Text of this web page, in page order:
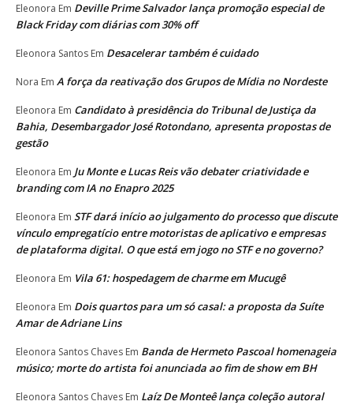
Eleonora Em Deville Prime Salvador lança promoção especial de
Black Friday com diárias com 30% off
Eleonora Santos Em Desacelerar também é cuidado
Nora Em A força da reativação dos Grupos de Mídia no Nordeste
Eleonora Em Candidato à presidência do Tribunal de Justiça da
Bahia, Desembargador José Rotondano, apresenta propostas de
gestão
Eleonora Em Ju Monte e Lucas Reis vão debater criatividade e
branding com IA no Enapro 2025
Eleonora Em STF dará início ao julgamento do processo que discute
vínculo empregatício entre motoristas de aplicativo e empresas
de plataforma digital. O que está em jogo no STF e no governo?
Eleonora Em Vila 61: hospedagem de charme em Mucugê
Eleonora Em Dois quartos para um só casal: a proposta da Suíte
Amar de Adriane Lins
Eleonora Santos Chaves Em Banda de Hermeto Pascoal homenageia
músico; morte do artista foi anunciada ao fim de show em BH
Eleonora Santos Chaves Em Laíz De Monteê lança coleção autoral